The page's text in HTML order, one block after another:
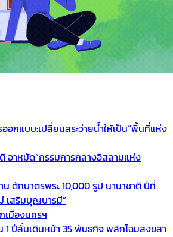
อกแบบ:เปลี่ยนสระว่ายน้ำให้เป็น“พื้นที่แห่ง
อาหมัด”กรรมการกลางอิสลามแห่ง
ตักบาตรพระ 10,000 รูป นานาชาติ ปีที่
เสริมบุญบารมี”
เมืองนครฯ
1 ปีลั่นเดินหน้า 35 พันธกิจ พลิกโฉมสงขลา